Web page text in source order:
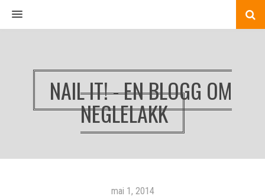
MENU
NAIL IT! - EN BLOGG OM
NEGLELAKK
mai 1, 2014